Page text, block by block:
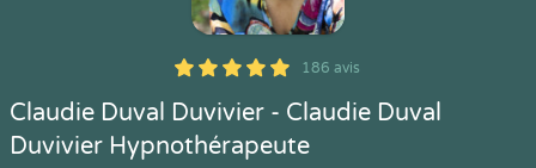
5
1
5
186 186 avis
Claudie Duval Duvivier - Claudie Duval
Duvivier Hypnothérapeute